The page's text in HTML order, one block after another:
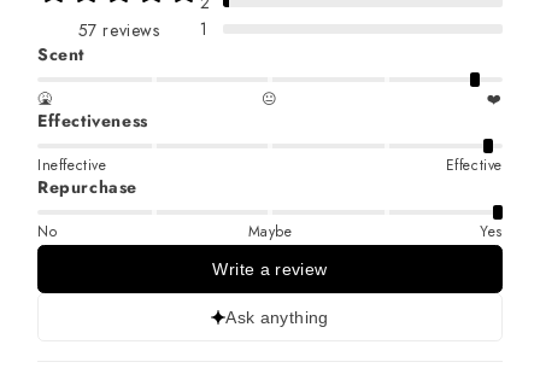
57 reviews
1
Scent
🤮 😐 ❤️
Effectiveness
Ineffective Effective
Repurchase
No Maybe Yes
Ask anything
Write a review